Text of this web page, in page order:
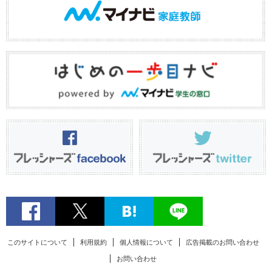
このサイトについて 利用規約 個人情報について 広告掲載のお問い合わせ
お問い合わせ